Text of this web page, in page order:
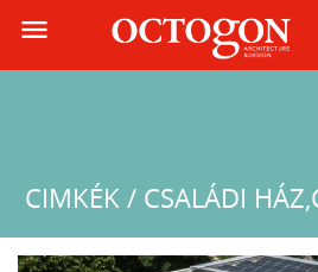
menu
CIMKÉK / CSALÁDI